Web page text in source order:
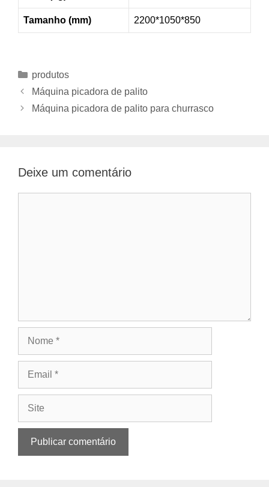
Tamanho (mm) 2200*1050*850
Categorias
produtos
Máquina picadora de palito
Máquina picadora de palito para churrasco
Deixe um comentário